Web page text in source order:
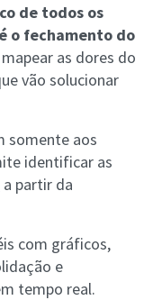
de todos os
o fechamento do
as dores do
vão solucionar
somente aos
identificar as
a partir da
com gráficos,
e
tempo real.